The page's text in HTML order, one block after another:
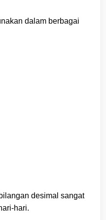
dalam berbagai
desimal sangat
hari.